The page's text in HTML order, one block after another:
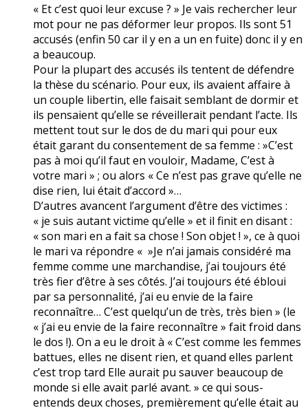
« Et c’est quoi leur excuse ? » Je vais rechercher leur
mot pour ne pas déformer leur propos. Ils sont 51
accusés (enfin 50 car il y en a un en fuite) donc il y en
a beaucoup.
Pour la plupart des accusés ils tentent de défendre
la thèse du scénario. Pour eux, ils avaient affaire à
un couple libertin, elle faisait semblant de dormir et
ils pensaient qu’elle se réveillerait pendant l’acte. Ils
mettent tout sur le dos de du mari qui pour eux
était garant du consentement de sa femme : »C’est
pas à moi qu’il faut en vouloir, Madame, C’est à
votre mari » ; ou alors « Ce n’est pas grave qu’elle ne
dise rien, lui était d’accord »…
D’autres avancent l’argument d’être des victimes :
« je suis autant victime qu’elle » et il finit en disant :
« son mari en a fait sa chose ! Son objet ! », ce à quoi
le mari va répondre « »Je n’ai jamais considéré ma
femme comme une marchandise, j’ai toujours été
très fier d’être à ses côtés. J’ai toujours été ébloui
par sa personnalité, j’ai eu envie de la faire
reconnaître… C’est quelqu’un de très, très bien » (le
« j’ai eu envie de la faire reconnaître » fait froid dans
le dos !). On a eu le droit à « C’est comme les femmes
battues, elles ne disent rien, et quand elles parlent
c’est trop tard Elle aurait pu sauver beaucoup de
monde si elle avait parlé avant. » ce qui sous-
entends deux choses, premièrement qu’elle était au